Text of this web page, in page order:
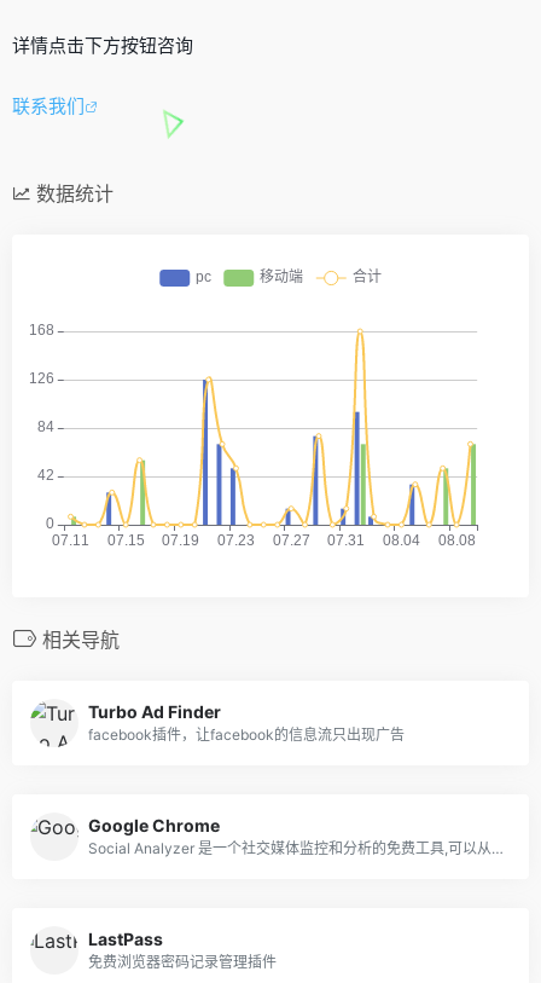
详情点击下方按钮咨询
联系我们
数据统计
相关导航
Turbo Ad Finder
facebook插件，让facebook的信息流只出现广告
Google Chrome
Social Analyzer 是一个社交媒体监控和分析的免费工具,可以从FB视频中寻找niche产品
LastPass
免费浏览器密码记录管理插件